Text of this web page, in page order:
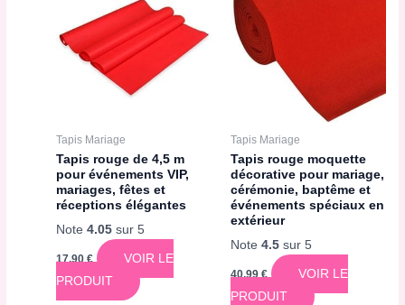
Tapis Mariage
Tapis rouge de 4,5 m
pour événements VIP,
mariages, fêtes et
réceptions élégantes
Note4.05 sur 5
17,90€
VOIR LE
PRODUIT
Tapis Mariage
Tapis rouge moquette
décorative pour mariage,
cérémonie, baptême et
événements spéciaux en
extérieur
Note 4.5sur 5
40,99€
VOIR LE
PRODUIT